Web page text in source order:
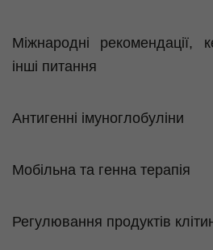
Міжнародні рекомендації,
інші питання
Антигенні імуноглобуліни
Мобільна та генна терапія
Регулювання продуктів